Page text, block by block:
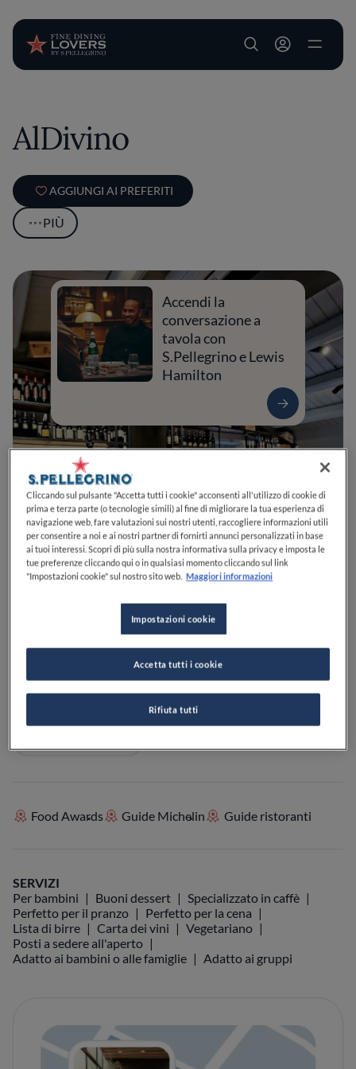
User account
AlDivino
AGGIUNGI AI PREFERITI
PIÙ
0 0 0 0 0
Accendi la
conversazione a
tavola con
S.Pellegrino e Lewis
Hamilton
VEDI SULLA MAPPA
Food Awards Guide Michelin Guide ristoranti
SERVIZI
Per bambini
Buoni dessert
Specializzato in caffè
Perfetto per il pranzo
Perfetto per la cena
Lista di birre
Carta dei vini
Vegetariano
Posti a sedere all'aperto
Adatto ai bambini o alle famiglie
Adatto ai gruppi
Cliccando sul pulsante "Accetta tutti i cookie" acconsenti all'utilizzo di cookie di
prima e terza parte (o tecnologie simili) al fine di migliorare la tua esperienza di
navigazione web, fare valutazioni sui nostri utenti, raccogliere informazioni utili
per consentire a noi e ai nostri partner di fornirti annunci personalizzati in base
ai tuoi interessi. Scopri di più sulla nostra informativa sulla privacy e imposta le
tue preferenze cliccando qui o in qualsiasi momento cliccando sul link
"Impostazioni cookie" sul nostro sito web. Maggiori informazioni
Impostazioni cookie
Rifiuta tutti
Accetta tutti i cookie